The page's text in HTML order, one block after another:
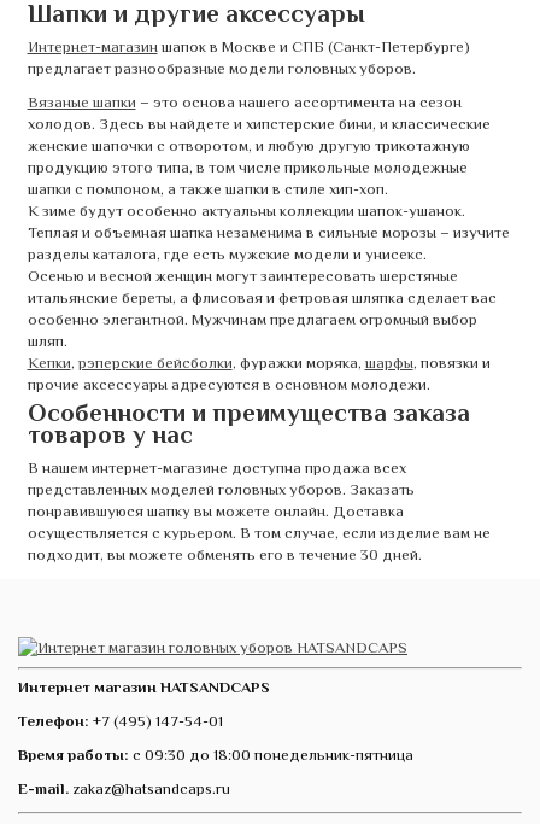
Шапки и другие аксессуары
Интернет-магазиншапок в Москве и СПБ (Санкт-Петербурге)
предлагает разнообразные модели головных уборов.
Вязаные шапки – это основа нашего ассортимента на сезон
холодов. Здесь вы найдете и хипстерские бини, и классические
женские шапочки с отворотом, и любую другую трикотажную
продукцию этого типа, в том числе прикольные молодежные
шапки с помпоном, а также шапки в стиле хип-хоп.
К зиме будут особенно актуальны коллекции шапок-ушанок.
Теплая и объемная шапка незаменима в сильные морозы – изучите
разделы каталога, где есть мужские модели и унисекс.
Осенью и весной женщин могут заинтересовать шерстяные
итальянские береты, а флисовая и фетровая шляпка сделает вас
особенно элегантной. Мужчинам предлагаем огромный выбор
шляп.
Кепки, рэперские бейсболки, фуражки моряка, шарфы, повязки и
прочие аксессуары адресуются в основном молодежи.
Особенности и преимущества заказа
товаров у нас
В нашем интернет-магазине доступна продажа всех
представленных моделей головных уборов. Заказать
понравившуюся шапку вы можете онлайн. Доставка
осуществляется с курьером. В том случае, если изделие вам не
подходит, вы можете обменять его в течение 30 дней.
Интернет магазин HATSANDCAPS
Телефон: +7 (495) 147-54-01
Время работы: с 09:30 до 18:00 понедельник-пятница
E-mail. zakaz@hatsandcaps.ru